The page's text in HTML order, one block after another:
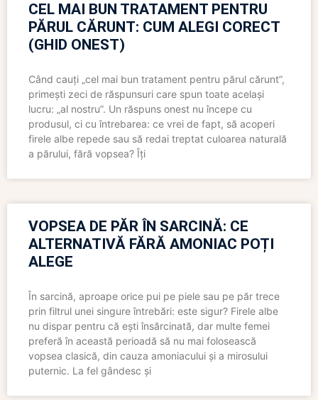
CEL MAI BUN TRATAMENT PENTRU
PĂRUL CĂRUNT: CUM ALEGI CORECT
(GHID ONEST)
Când cauți „cel mai bun tratament pentru părul cărunt”,
primești zeci de răspunsuri care spun toate același
lucru: „al nostru”. Un răspuns onest nu începe cu
produsul, ci cu întrebarea: ce vrei de fapt, să acoperi
firele albe repede sau să redai treptat culoarea naturală
a părului, fără vopsea? Îți
VOPSEA DE PĂR ÎN SARCINĂ: CE
ALTERNATIVĂ FĂRĂ AMONIAC POȚI
ALEGE
În sarcină, aproape orice pui pe piele sau pe păr trece
prin filtrul unei singure întrebări: este sigur? Firele albe
nu dispar pentru că ești însărcinată, dar multe femei
preferă în această perioadă să nu mai folosească
vopsea clasică, din cauza amoniacului și a mirosului
puternic. La fel gândesc și